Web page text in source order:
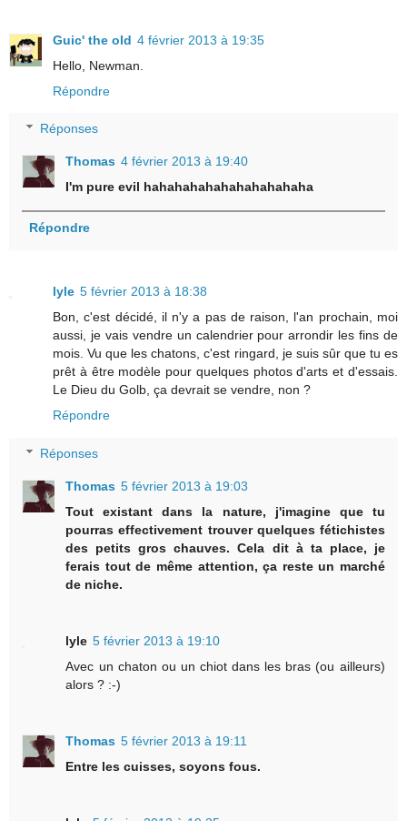
Guic' the old 4 février 2013 à 19:35
Hello, Newman.
Répondre
Réponses
Thomas 4 février 2013 à 19:40
I'm pure evil hahahahahahahahahahaha
Répondre
lyle 5 février 2013 à 18:38
Bon, c'est décidé, il n'y a pas de raison, l'an prochain, moi
aussi, je vais vendre un calendrier pour arrondir les fins de
mois. Vu que les chatons, c'est ringard, je suis sûr que tu es
prêt à être modèle pour quelques photos d'arts et d'essais.
Le Dieu du Golb, ça devrait se vendre, non ?
Répondre
Réponses
Thomas 5 février 2013 à 19:03
Tout existant dans la nature, j'imagine que tu
pourras effectivement trouver quelques fétichistes
des petits gros chauves. Cela dit à ta place, je
ferais tout de même attention, ça reste un marché
de niche.
lyle 5 février 2013 à 19:10
Avec un chaton ou un chiot dans les bras (ou ailleurs)
alors ? :-)
Thomas 5 février 2013 à 19:11
Entre les cuisses, soyons fous.